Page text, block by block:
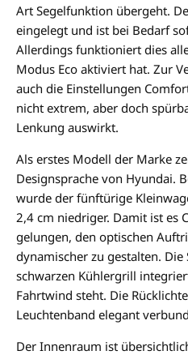
Art Segelfunktion übergeht.
eingelegt und ist bei Bedarf
Allerdings funktioniert dies
Modus Eco aktiviert hat. Zur
auch die Einstellungen
nicht extrem, aber doch
Lenkung auswirkt.
Als erstes Modell der Marke
Designsprache von Hyundai.
wurde der fünftürige
2,4 cm niedriger. Damit ist es
gelungen, den optischen
dynamischer zu gestalten.
schwarzen Kühlergrill
Fahrtwind steht. Die
Leuchtenband elegant
Der Innenraum ist